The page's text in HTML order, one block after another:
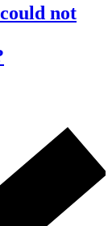
not